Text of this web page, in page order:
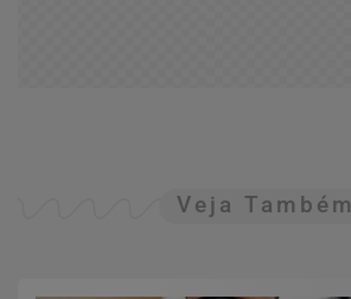
Veja Também